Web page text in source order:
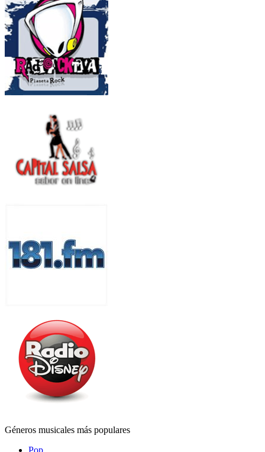
Géneros musicales más populares
Pop